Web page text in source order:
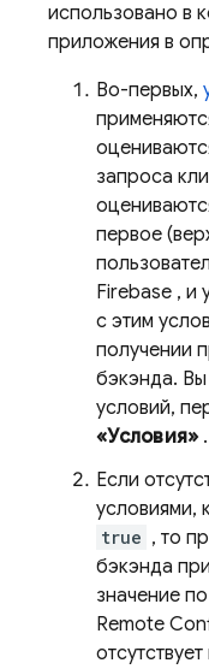
использовано в
приложения в
Во-первых,
запроса
первое
Firebase , и
с этим
получении
бэкэнда.
условий,
«Условия» .
Если
условиями,
true , то
бэкэнда
значение
Remote